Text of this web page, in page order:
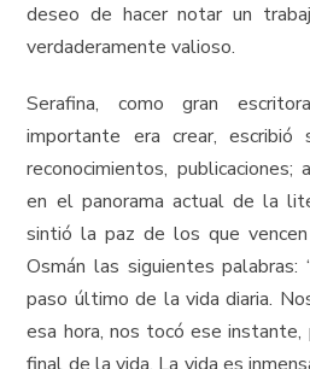
deseo de hacer notar un
verdaderamente valioso.
Serafina, como gran
importante era crear, escribió
reconocimientos,
en el panorama actual de la
sintió la paz de los que
Osmán las siguientes
paso último de la vida diaria.
esa hora, nos tocó ese